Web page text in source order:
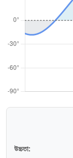
উচ্চতা: